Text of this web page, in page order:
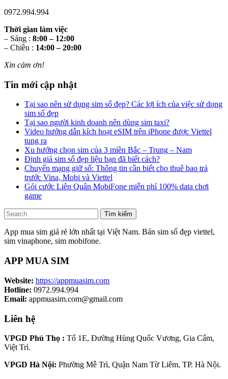
0972.994.994
Thời gian làm việc
– Sáng : 8:00 – 12:00
– Chiều : 14:00 – 20:00
Xin cảm ơn!
Tin mới cập nhật
Tại sao nên sử dụng sim số đẹp? Các lợi ích của việc sử dụng
sim số đẹp
Tại sao người kinh doanh nên dùng sim taxi?
Video hướng dẫn kích hoạt eSIM trên iPhone được Viettel
tung ra
Xu hướng chọn sim của 3 miền Bắc – Trung – Nam
Định giá sim số đẹp liệu bạn đã biết cách?
Chuyển mạng giữ số: Thông tin cần biết cho thuê bao trả
trước Vina, Mobi và Viettel
Gói cước Liên Quân MobiFone miễn phí 100% data chơi
game
Tìm kiếm
App mua sim giá rẻ lớn nhất tại Việt Nam. Bán sim số đẹp viettel,
sim vinaphone, sim mobifone.
APP MUA SIM
Website: https://appmuasim.com
Hotline: 0972.994.994
Email: appmuasim.com@gmail.com
Liên hệ
VPGD Phú Thọ : Tổ 1E, Đường Hùng Quốc Vương, Gia Cẩm,
Việt Trì.
VPGD Hà Nội: Phường Mễ Trì, Quận Nam Từ Liêm, TP. Hà Nội.